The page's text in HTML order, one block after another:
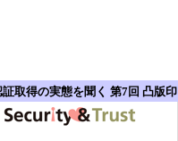
取得の実態を聞く 第7回 凸版印